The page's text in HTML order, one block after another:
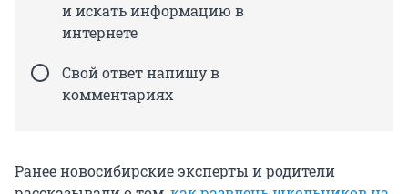
и искать информацию в
интернете
Свой ответ напишу в
комментариях
Ранее новосибирские эксперты и родители